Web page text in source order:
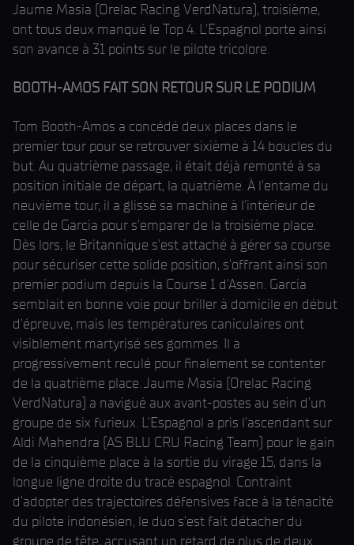
Jaume Masia (Orelac Racing VerdNatura), troisième,
ont tous deux manqué le Top 4. L'Espagnol porte ainsi
son avance à 31 points sur le pilote tricolore.
BOOTH-AMOS FAIT SON RETOUR SUR LE PODIUM
Tom Booth-Amos a concédé deux places dans le
premier tour pour se retrouver sixième à 14 boucles du
but. Au quatrième passage, il était déjà remonté à sa
position initiale de départ, la quatrième. À l'entame du
neuvième tour, il a glissé sa machine à l'intérieur de
celle de Garcia pour s'emparer de la troisième place.
Dès lors, le Britannique s'est attaché à gérer sa course
pour sécuriser cette solide position, s'offrant ainsi son
premier podium depuis la Course 1 d'Assen. Garcia
semblait en bonne voie pour briller à domicile en début
d'épreuve, mais les températures caniculaires ont
visiblement martyrisé ses gommes. Il a
progressivement reculé pour finalement se contenter
de la quatrième place. Jaume Masia (Orelac Racing
VerdNatura) a navigué aux avant-postes au sein d'un
groupe de six furieux. L'Espagnol a pris l'ascendant sur
Aldi Mahendra (AS BLU CRU Racing Team) pour le gain
de la cinquième place à la sortie du virage 15, dans la
longue ligne droite du tracé espagnol. Contraint
d'adopter des trajectoires défensives face à la ténacité
du pilote indonésien, le duo s'est fait détacher du
groupe de tête, accusant un retard de plus de deux